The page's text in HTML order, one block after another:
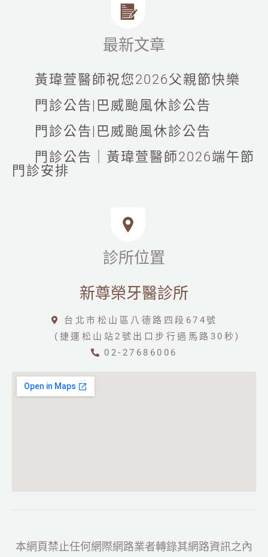
最新文章
黃瑋萱醫師祝您2026父親節快樂
門診公告|巴威颱風休診公告
門診公告|巴威颱風休診公告
門診公告｜黃瑋萱醫師2026端午節
門診安排
診所位置
新尊榮牙醫診所
台北市松山區八德路四段674號
(捷運松山站2號出口步行過馬路30秒)
02-27686006
本網頁禁止任何網際網路業者轉錄其網路資訊之內